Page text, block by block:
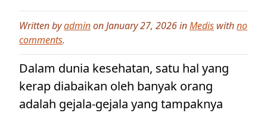
Written byadminon January 27, 2026 inMedis withno
comments.
Dalam dunia kesehatan, satu hal yang
kerap diabaikan oleh banyak orang
adalah gejala-gejala yang tampaknya